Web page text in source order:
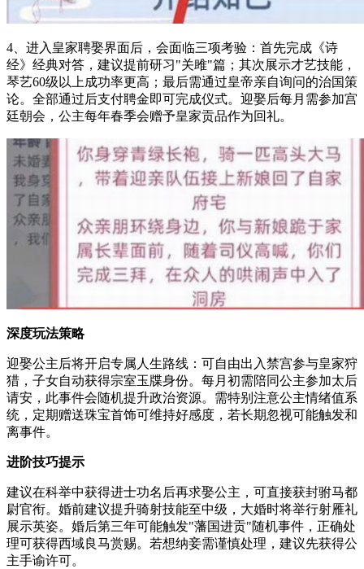
4、进入皇家聘娶界面后，会面临三项考验：首先完成《诗
经》经典对答，建议提前研习"关雎"篇；其次展示才艺技能，
琴艺60级以上成功率更高；最后需通过皇帝亲自询问的治国策
论。全部通过后支付聘金即可完成仪式。迎娶后每月需参加宫
廷朝会，公主每年春季会赠予皇家贡品作为回礼。
深度玩法策略
迎娶公主后将开启专属人生路线：可自由出入禁宫参与皇家狩
猎，子女自动获得宗室玉牒身份。每月初需陪同公主参加太后
请安，此事件会随机提升政治资源。需特别注意公主情绪值系
统，定期赠送珠宝首饰可维持好感度，若长期忽视可能触发和
离事件。
进阶技巧提示
建议在科举中获得进士功名后再求娶公主，可直接获封驸马都
尉官衔。婚前建议提升骑射技能至中级，大婚时将举行射雁礼
展示英姿。婚后第三年可能触发"藩国进贡"随机事件，正确处
理可获得西域良马赏赐。若想纳妾需谨慎处理，建议先获得公
主手谕许可。